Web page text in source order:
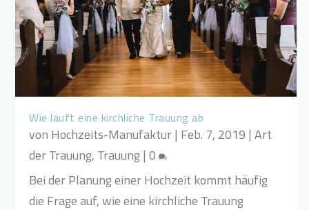
Wie läuft eine kirchliche Trauung ab
von Hochzeits-Manufaktur| Feb. 7, 2019 |Art
der Trauung, Trauung|0
Bei der Planung einer Hochzeit kommt häufig
die Frage auf, wie eine kirchliche Trauung